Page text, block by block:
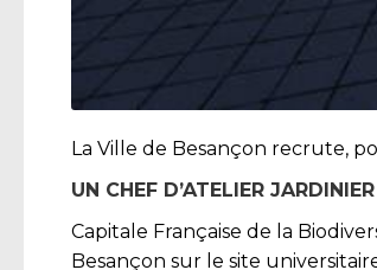
La Ville de Besançon recrute,
UN CHEF D’ATELIER
Capitale Française de la
Besançon sur le site